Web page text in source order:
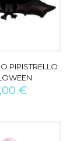
PIPISTRELLO
€